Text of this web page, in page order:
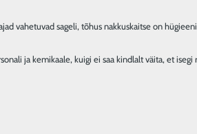
vahetuvad sageli, tõhus nakkuskaitse on
ja kemikaale, kuigi ei saa kindlalt väita, et